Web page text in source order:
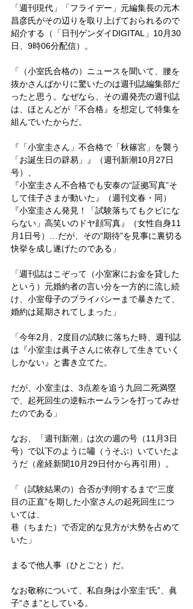
「週刊現代」「フライデー」元編集長の元木
昌彦氏がその辺りを取り上げておられるので
紹介する（「日刊ゲンダイDIGITAL」10月30
日、9時06分配信）。
「（小室氏合格の）ニュースを聞いて、腰を
抜かさんばかりに驚いたのは週刊誌編集部だ
ったと思う。なぜなら、その週発売の週刊誌
は、ほとんどが『不合格』を想定して特集を
組んでいたからだ。
『「小室圭さん」不合格で「秋篠宮」を襲う
「お誕生日の辟易」』（週刊新潮10月27日
号）、
『小室圭さん不合格でも安泰の“証拠写真”そ
して佳子さまが動いた』（週刊文春・同）
『小室圭さん発見！「試験落ちてもクビにな
らない」高笑いのドヤ顔写真』（女性自身11
月1日号）…だが、その“期待”を見事に裏切る
快挙を成し遂げたのである」
「週刊誌はこぞって（小室家にお金を貸した
という）元婚約者の言い分を一方的に流し続
け、小室母子のプライバシーまで暴きたて、
婚約は延期されてしまった」
「今年2月、2度目の試験に落ちた時、週刊誌
は『小室圭は眞子さんに依存して生きていく
しかない』と書き立てた。
だが、小室圭は、3点差を追う九回二死満塁
で、起死回生の逆転ホームランを打ってみせ
たのである」
なお、「週刊新潮」は次の週の号（11月3日
号）で以下のように嘯（うそぶ）いていたよ
うだ（産経新聞10月29日付から再引用）。
「（試験結果の）合否が判明するまで“三度
目の正直”を期した小室さんの起死回生につ
いては、
巷（ちまた）で否定的な見方が大勢を占めて
いた」
まるで他人事（ひとごと）だ。
なお敬称について、私自身は小室圭“氏”、眞
子“さま”としている。